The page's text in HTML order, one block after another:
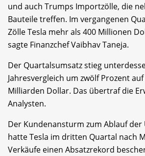
und auch Trumps Importzölle, die
Bauteile treffen. Im vergangenen
Zölle Tesla mehr als 400 Millionen
sagte Finanzchef Vaibhav Taneja.
Der Quartalsumsatz stieg
Jahresvergleich um zwölf Prozent auf
Milliarden Dollar. Das übertraf die
Analysten.
Der Kundenansturm zum Ablauf der
hatte Tesla im dritten Quartal nach
Verkäufe einen Absatzrekord